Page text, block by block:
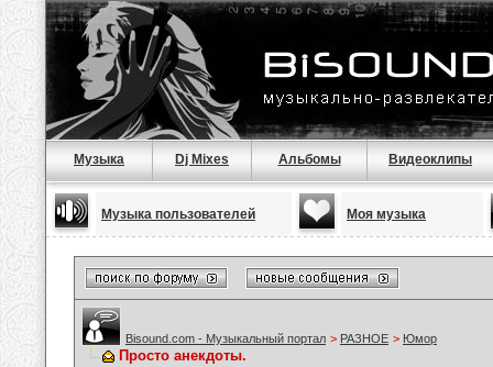
Музыка Dj Mixes Альбомы Видеоклипы
Музыка пользователей Моя музыка
Bisound.com - Музыкальный портал > РАЗНОЕ > Юмор
Просто анекдоты.